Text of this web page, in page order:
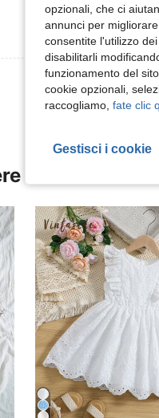
Visualizza Altre
opzionali, che ci
annunci per
consentite l'utilizzo
disabilitarli
funzionamento del
cookie opzionali,
raccogliamo, fate clic
Gestisci i cookie